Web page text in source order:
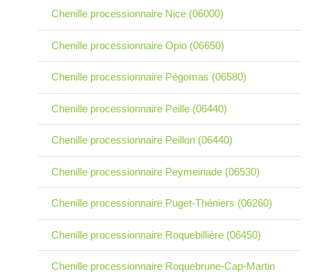
Chenille processionnaire Nice (06000)
Chenille processionnaire Opio (06650)
Chenille processionnaire Pégomas (06580)
Chenille processionnaire Peille (06440)
Chenille processionnaire Peillon (06440)
Chenille processionnaire Peymeinade (06530)
Chenille processionnaire Puget-Théniers (06260)
Chenille processionnaire Roquebillière (06450)
Chenille processionnaire Roquebrune-Cap-Martin